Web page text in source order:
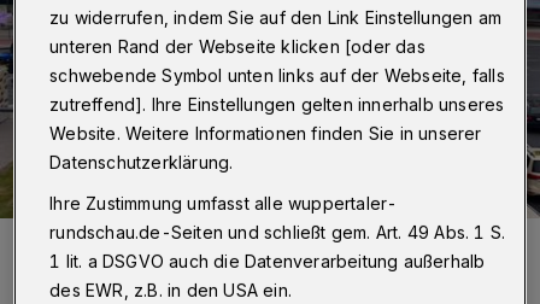
Der Verkehrsknoten Brausenwerth.
Foto: Achim Otto
zu widerrufen, indem Sie auf den Link Einstellungen am
unteren Rand der Webseite klicken [oder das
schwebende Symbol unten links auf der Webseite, falls
zutreffend]. Ihre Einstellungen gelten innerhalb unseres
Website. Weitere Informationen finden Sie in unserer
Datenschutzerklärung.
Ihre Zustimmung umfasst alle wuppertaler-
rundschau.de-Seiten und schließt gem. Art. 49 Abs. 1 S.
1 lit. a DSGVO auch die Datenverarbeitung außerhalb
des EWR, z.B. in den USA ein.